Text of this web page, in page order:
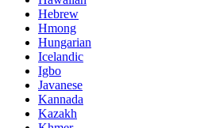
Hebrew
Hmong
Hungarian
Icelandic
Igbo
Javanese
Kannada
Kazakh